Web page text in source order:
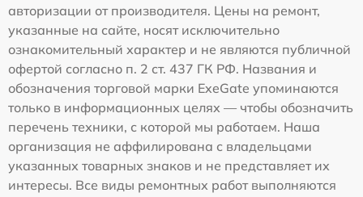
авторизации от производителя. Цены на ремонт,
указанные на сайте, носят исключительно
ознакомительный характер и не являются публичной
офертой согласно п. 2 ст. 437 ГК РФ. Названия и
обозначения торговой марки ExeGate упоминаются
только в информационных целях — чтобы обозначить
перечень техники, с которой мы работаем. Наша
организация не аффилирована с владельцами
указанных товарных знаков и не представляет их
интересы. Все виды ремонтных работ выполняются